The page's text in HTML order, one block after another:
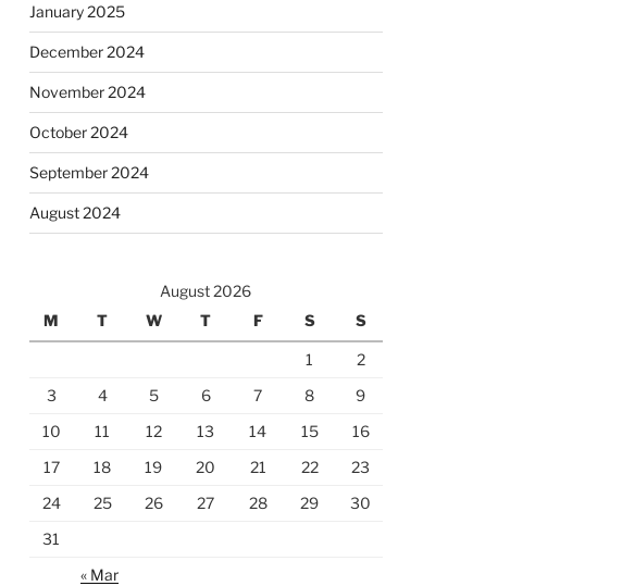
January 2025
December 2024
November 2024
October 2024
September 2024
August 2024
August 2026
M
T W T F S S
1
2
3
4 5 6 7 8
9
10
11 12 13 14 15
16
17
18 19 20 21 22
23
24
25 26 27 28 29
30
31
« Mar